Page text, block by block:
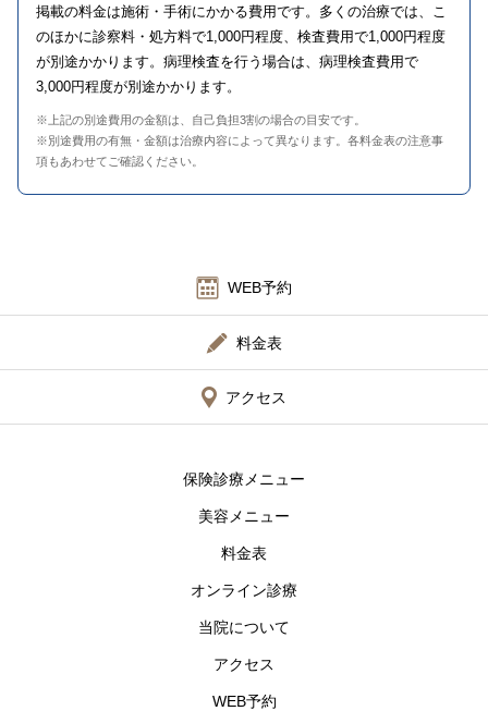
掲載の料金は施術・手術にかかる費用です。多くの治療では、こ
のほかに診察料・処方料で1,000円程度、検査費用で1,000円程度
が別途かかります。病理検査を行う場合は、病理検査費用で
3,000円程度が別途かかります。
※上記の別途費用の金額は、自己負担3割の場合の目安です。
※別途費用の有無・金額は治療内容によって異なります。各料金表の注意事
項もあわせてご確認ください。
WEB予約
料金表
アクセス
保険診療メニュー
美容メニュー
料金表
オンライン診療
当院について
アクセス
WEB予約